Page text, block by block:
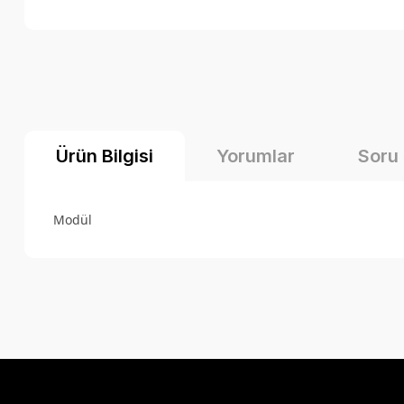
Ürün Bilgisi Yorumlar Soru
Modül
Ürün resmi kalitesiz, bozuk veya görüntülenemiyor.